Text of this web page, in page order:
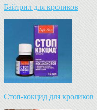
Байтрил для кроликов
Стоп-кокцид для кроликов